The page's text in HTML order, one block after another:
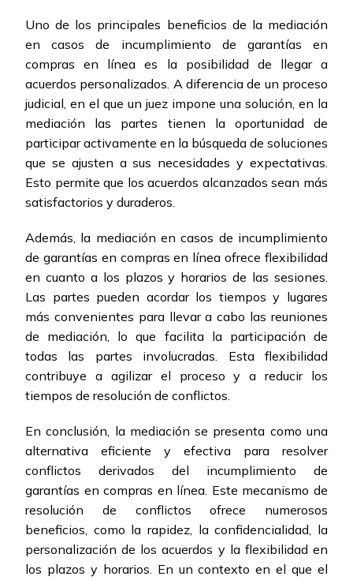
Uno de los principales beneficios de la mediación
en casos de incumplimiento de garantías en
compras en línea es la posibilidad de llegar a
acuerdos personalizados. A diferencia de un proceso
judicial, en el que un juez impone una solución, en la
mediación las partes tienen la oportunidad de
participar activamente en la búsqueda de soluciones
que se ajusten a sus necesidades y expectativas.
Esto permite que los acuerdos alcanzados sean más
satisfactorios y duraderos.
Además, la mediación en casos de incumplimiento
de garantías en compras en línea ofrece flexibilidad
en cuanto a los plazos y horarios de las sesiones.
Las partes pueden acordar los tiempos y lugares
más convenientes para llevar a cabo las reuniones
de mediación, lo que facilita la participación de
todas las partes involucradas. Esta flexibilidad
contribuye a agilizar el proceso y a reducir los
tiempos de resolución de conflictos.
En conclusión, la mediación se presenta como una
alternativa eficiente y efectiva para resolver
conflictos derivados del incumplimiento de
garantías en compras en línea. Este mecanismo de
resolución de conflictos ofrece numerosos
beneficios, como la rapidez, la confidencialidad, la
personalización de los acuerdos y la flexibilidad en
los plazos y horarios. En un contexto en el que el